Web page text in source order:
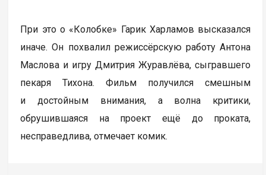
При это о «Колобке» Гарик Харламов высказался
иначе. Он похвалил режиссёрскую работу Антона
Маслова и игру Дмитрия Журавлёва, сыгравшего
пекаря Тихона. Фильм получился смешным
и достойным внимания, а волна критики,
обрушившаяся на проект ещё до проката,
несправедлива, отмечает комик.